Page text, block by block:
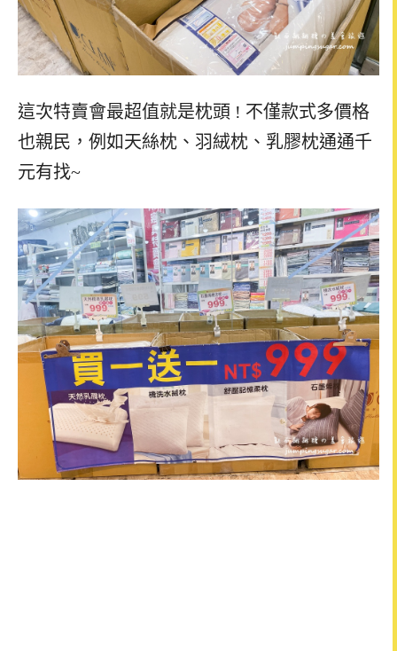
這次特賣會最超值就是枕頭 ! 不僅款式多價格
也親民，例如天絲枕、羽絨枕、乳膠枕通通千
元有找~